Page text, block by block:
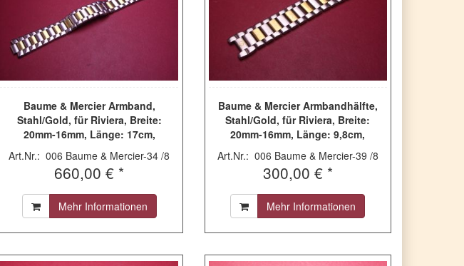
Baume & Mercier Armband,
Stahl/Gold, für Riviera, Breite:
20mm-16mm, Länge: 17cm,
gebraucht
Art.Nr.: 006 Baume & Mercier-34 /8
660,00 € *
Mehr Informationen
Baume & Mercier Armbandhälfte,
Stahl/Gold, für Riviera, Breite:
20mm-16mm, Länge: 9,8cm,
gebraucht
Art.Nr.: 006 Baume & Mercier-39 /8
300,00 € *
Mehr Informationen